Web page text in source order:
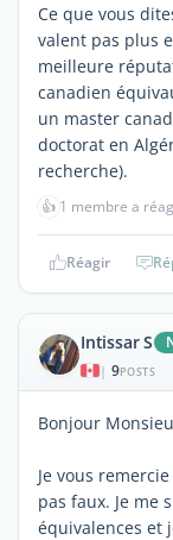
Ce que vous
valent pas plus
meilleure
canadien
un master
doctorat en
recherche).
👍 1 membre a
Réagir
Intissar S
| 9POSTS
Bonjour
Je vous
pas faux. Je me
équivalences et